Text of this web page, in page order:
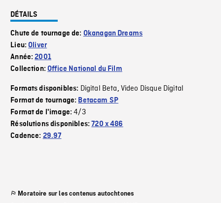
DÉTAILS
Chute de tournage de: Okanagan Dreams
Lieu:Oliver
Année:2001
Collection:Office National du Film
Formats disponibles: Digital Beta, Video Disque Digital
Format de tournage: Betacam SP
Format de l'image:4/3
Résolutions disponibles:720 x 486
Cadence: 29.97
Moratoire sur les contenus autochtones